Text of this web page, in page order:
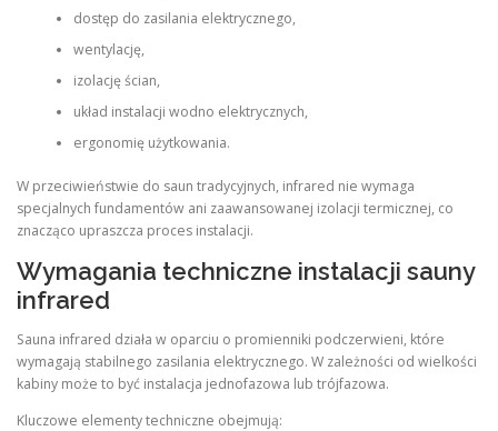
dostęp do zasilania elektrycznego,
wentylację,
izolację ścian,
układ instalacji wodno elektrycznych,
ergonomię użytkowania.
W przeciwieństwie do saun tradycyjnych, infrared nie wymaga
specjalnych fundamentów ani zaawansowanej izolacji termicznej, co
znacząco upraszcza proces instalacji.
Wymagania techniczne instalacji sauny
infrared
Sauna infrared działa w oparciu o promienniki podczerwieni, które
wymagają stabilnego zasilania elektrycznego. W zależności od wielkości
kabiny może to być instalacja jednofazowa lub trójfazowa.
Kluczowe elementy techniczne obejmują: